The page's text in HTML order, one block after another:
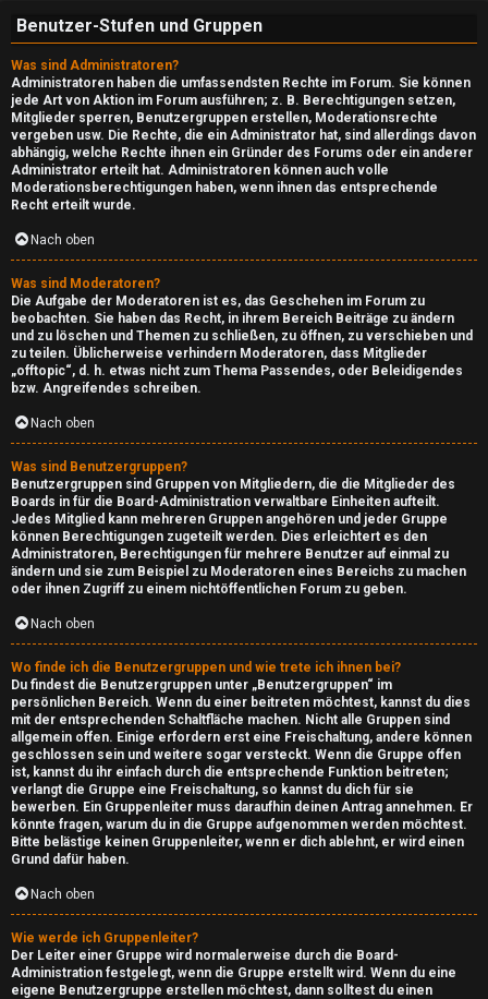
Benutzer-Stufen und Gruppen
Was sind Administratoren?
Administratoren haben die umfassendsten Rechte im Forum. Sie können
jede Art von Aktion im Forum ausführen; z. B. Berechtigungen setzen,
Mitglieder sperren, Benutzergruppen erstellen, Moderationsrechte
vergeben usw. Die Rechte, die ein Administrator hat, sind allerdings davon
abhängig, welche Rechte ihnen ein Gründer des Forums oder ein anderer
Administrator erteilt hat. Administratoren können auch volle
Moderationsberechtigungen haben, wenn ihnen das entsprechende
Recht erteilt wurde.
Nach oben
Was sind Moderatoren?
Die Aufgabe der Moderatoren ist es, das Geschehen im Forum zu
beobachten. Sie haben das Recht, in ihrem Bereich Beiträge zu ändern
und zu löschen und Themen zu schließen, zu öffnen, zu verschieben und
zu teilen. Üblicherweise verhindern Moderatoren, dass Mitglieder
„offtopic“, d. h. etwas nicht zum Thema Passendes, oder Beleidigendes
bzw. Angreifendes schreiben.
Nach oben
Was sind Benutzergruppen?
Benutzergruppen sind Gruppen von Mitgliedern, die die Mitglieder des
Boards in für die Board-Administration verwaltbare Einheiten aufteilt.
Jedes Mitglied kann mehreren Gruppen angehören und jeder Gruppe
können Berechtigungen zugeteilt werden. Dies erleichtert es den
Administratoren, Berechtigungen für mehrere Benutzer auf einmal zu
ändern und sie zum Beispiel zu Moderatoren eines Bereichs zu machen
oder ihnen Zugriff zu einem nichtöffentlichen Forum zu geben.
Nach oben
Wo finde ich die Benutzergruppen und wie trete ich ihnen bei?
Du findest die Benutzergruppen unter „Benutzergruppen“ im
persönlichen Bereich. Wenn du einer beitreten möchtest, kannst du dies
mit der entsprechenden Schaltfläche machen. Nicht alle Gruppen sind
allgemein offen. Einige erfordern erst eine Freischaltung, andere können
geschlossen sein und weitere sogar versteckt. Wenn die Gruppe offen
ist, kannst du ihr einfach durch die entsprechende Funktion beitreten;
verlangt die Gruppe eine Freischaltung, so kannst du dich für sie
bewerben. Ein Gruppenleiter muss daraufhin deinen Antrag annehmen. Er
könnte fragen, warum du in die Gruppe aufgenommen werden möchtest.
Bitte belästige keinen Gruppenleiter, wenn er dich ablehnt, er wird einen
Grund dafür haben.
Nach oben
Wie werde ich Gruppenleiter?
Der Leiter einer Gruppe wird normalerweise durch die Board-
Administration festgelegt, wenn die Gruppe erstellt wird. Wenn du eine
eigene Benutzergruppe erstellen möchtest, dann solltest du einen
↳
G
a
m
e
s
T
o
d
a
y
↳
G
a
m
e
B
r
e
a
k
e
r